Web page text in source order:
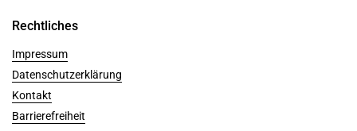
Rechtliches
Impressum
Datenschutzerklärung
Kontakt
Barrierefreiheit